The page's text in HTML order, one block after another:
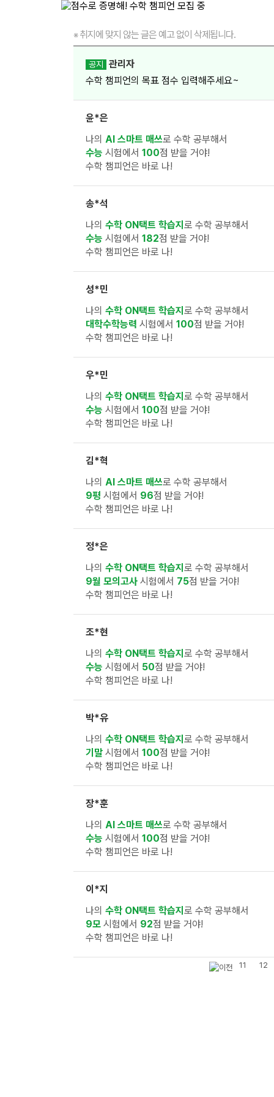
※취지에 맞지 않는 글은 예고 없이 삭제됩니다.
공지
관리자
수학 챔피언의 목표 점수 입력해주세요~
윤*은
나의 AI 스마트 매쓰로 수학 공부해서
수능 시험에서 100점 받을 거야!
수학 챔피언은 바로 나!
송*석
나의 수학 ON택트 학습지 로 수학 공부해서
수능 시험에서 182점 받을 거야!
수학 챔피언은 바로 나!
성*민
나의 수학 ON택트 학습지 로 수학 공부해서
대학수학능력 시험에서 100점 받을 거야!
수학 챔피언은 바로 나!
우*민
나의 수학 ON택트 학습지 로 수학 공부해서
수능 시험에서 100점 받을 거야!
수학 챔피언은 바로 나!
김*혁
나의 AI 스마트 매쓰로 수학 공부해서
9평 시험에서 96점 받을 거야!
수학 챔피언은 바로 나!
정*은
나의 수학 ON택트 학습지 로 수학 공부해서
9월 모의고사 시험에서 75점 받을 거야!
수학 챔피언은 바로 나!
조*현
나의 수학 ON택트 학습지 로 수학 공부해서
수능 시험에서 50점 받을 거야!
수학 챔피언은 바로 나!
박*유
나의 수학 ON택트 학습지 로 수학 공부해서
기말 시험에서 100점 받을 거야!
수학 챔피언은 바로 나!
장*훈
나의 AI 스마트 매쓰로 수학 공부해서
수능 시험에서 100점 받을 거야!
수학 챔피언은 바로 나!
이*지
나의 수학 ON택트 학습지 로 수학 공부해서
9모 시험에서 92점 받을 거야!
수학 챔피언은 바로 나!
11 12